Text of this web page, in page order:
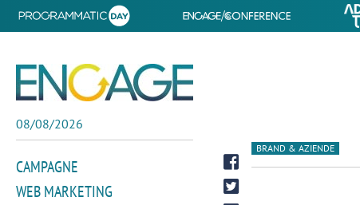
08/08/2026
CAMPAGNE
WEB MARKETING
BRAND & AZIENDE